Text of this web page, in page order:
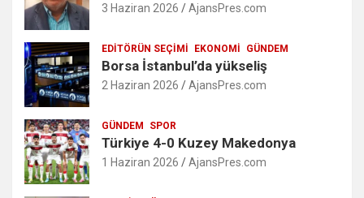
3 Haziran 2026 AjansPres.com
EDITÖRÜN SEÇIMI EKONOMI GÜNDEM
Borsa İstanbul’da yükseliş
2 Haziran 2026 AjansPres.com
GÜNDEM SPOR
Türkiye 4-0 Kuzey Makedonya
1 Haziran 2026 AjansPres.com